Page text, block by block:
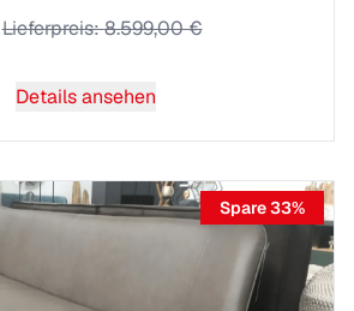
Lieferpreis:8.599,00 €
Details ansehen
Spare33%